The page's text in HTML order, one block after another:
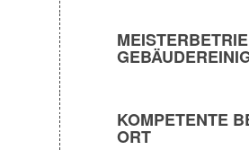
KOMPETENTE
ORT